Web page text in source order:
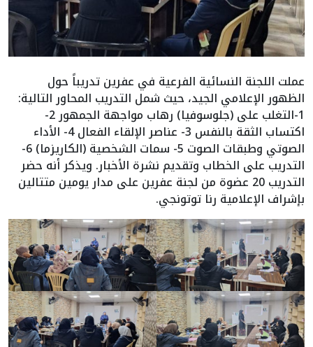
عملت اللجنة النسائية الفرعية في عفرين تدريباً حول
الظهور الإعلامي الجيد، حيث شمل التدريب المحاور التالية:
1-التغلب على (جلوسوفيا) رهاب مواجهة الجمهور 2-
اكتساب الثقة بالنفس 3- عناصر الإلقاء الفعال 4- الأداء
الصوتي وطبقات الصوت 5- سمات الشخصية (الكاريزما) 6-
التدريب على الخطاب وتقديم نشرة الأخبار. ويذكر أنه حضر
التدريب 20 عضوة من لجنة عفرين على مدار يومين متتالين
بإشراف الإعلامية رنا توتونجي.